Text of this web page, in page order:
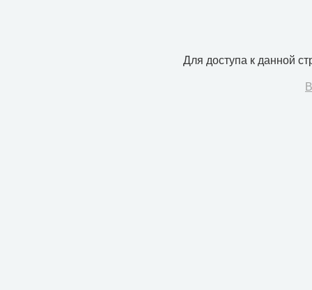
Для доступа к данной